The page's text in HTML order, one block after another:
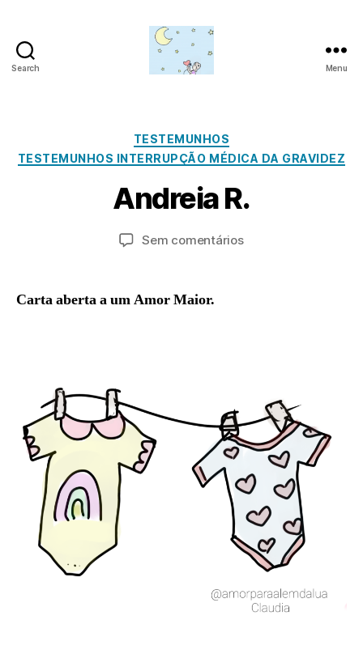
Search
da
lua
Menu
Categorias
TESTEMUNHOS
TESTEMUNHOS INTERRUPÇÃO MÉDICA DA GRAVIDEZ
Andreia R.
Autor
o
r
d
Data
A
b
l
1
,
2
Sem comentáriosem
Carta aberta a um Amor Maior.